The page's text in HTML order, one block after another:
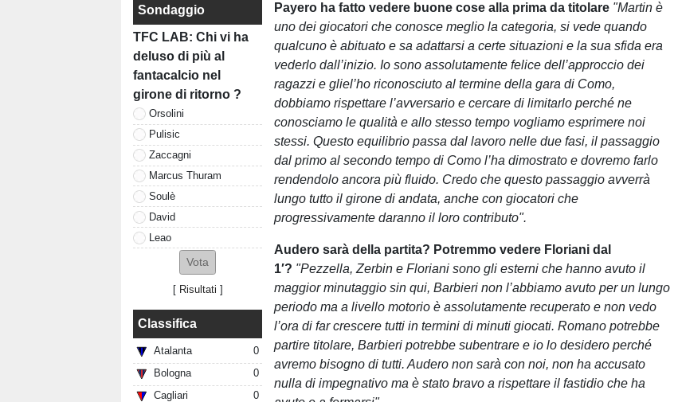
Sondaggio
TFC LAB: Chi vi ha
deluso di più al
fantacalcio nel
girone di ritorno ?
Orsolini
Pulisic
Zaccagni
Marcus Thuram
Soulè
David
Leao
[ Risultati ]
Classifica
Atalanta
0
Bologna
0
Cagliari
0
Payero ha fatto vedere buone cose alla prima da titolare "Martin è
uno dei giocatori che conosce meglio la categoria, si vede quando
qualcuno è abituato e sa adattarsi a certe situazioni e la sua sfida era
vederlo dall’inizio. Io sono assolutamente felice dell’approccio dei
ragazzi e gliel’ho riconosciuto al termine della gara di Como,
dobbiamo rispettare l’avversario e cercare di limitarlo perché ne
conosciamo le qualità e allo stesso tempo vogliamo esprimere noi
stessi. Questo equilibrio passa dal lavoro nelle due fasi, il passaggio
dal primo al secondo tempo di Como l’ha dimostrato e dovremo farlo
rendendolo ancora più fluido. Credo che questo passaggio avverrà
lungo tutto il girone di andata, anche con giocatori che
progressivamente daranno il loro contributo".
Audero sarà della partita? Potremmo vedere Floriani dal
1′? "Pezzella, Zerbin e Floriani sono gli esterni che hanno avuto il
maggior minutaggio sin qui, Barbieri non l’abbiamo avuto per un lungo
periodo ma a livello motorio è assolutamente recuperato e non vedo
l’ora di far crescere tutti in termini di minuti giocati. Romano potrebbe
partire titolare, Barbieri potrebbe subentrare e io lo desidero perché
avremo bisogno di tutti. Audero non sarà con noi, non ha accusato
nulla di impegnativo ma è stato bravo a rispettare il fastidio che ha